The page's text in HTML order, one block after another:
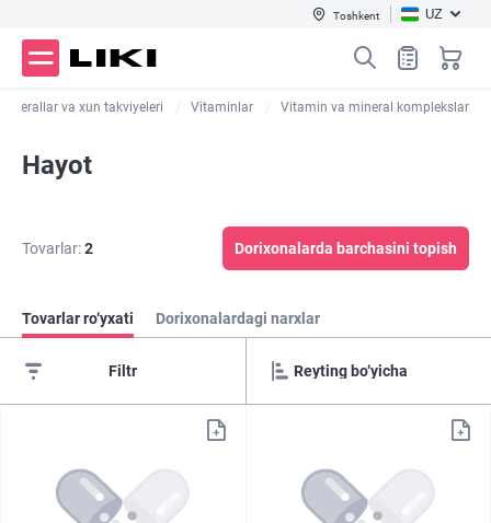
Toshkent UZ
va xun takviyeleri Vitaminlar Vitamin va mineral komplekslar
Hayot
Tovarlar:2 Dorixonalarda barchasini topish
Tovarlar ro‘yxati Dorixonalardagi narxlar
Filtr